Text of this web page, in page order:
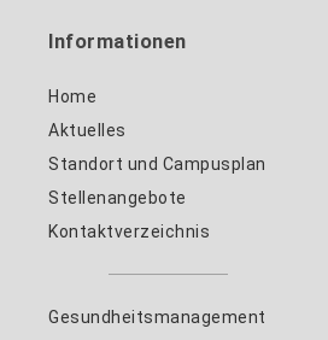
Informationen
Home
Aktuelles
Standort und Campusplan
Stellenangebote
Kontaktverzeichnis
Gesundheitsmanagement